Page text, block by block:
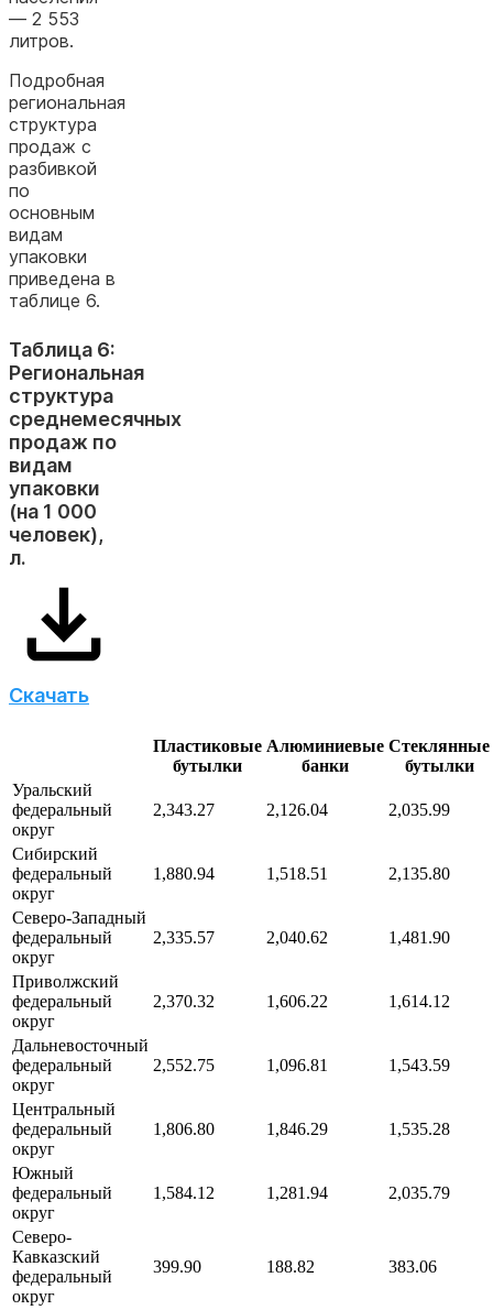
— 2 553
литров.
Подробная
региональная
структура
продаж с
разбивкой
по
основным
видам
упаковки
приведена в
таблице 6.
Таблица 6:
Региональная
структура
среднемесячных
продаж по
видам
упаковки
(на 1 000
человек),
л.
Скачать
Пластиковые
бутылки
Алюминиевые
банки
Стеклянные
бутылки
Уральский
федеральный
округ
2,343.27 2,126.04 2,035.99
Сибирский
федеральный
округ
1,880.94 1,518.51 2,135.80
Северо-Западный
федеральный
округ
2,335.57 2,040.62 1,481.90
Приволжский
федеральный
округ
2,370.32 1,606.22 1,614.12
Дальневосточный
федеральный
округ
2,552.75 1,096.81 1,543.59
Центральный
федеральный
округ
1,806.80 1,846.29 1,535.28
Южный
федеральный
округ
1,584.12 1,281.94 2,035.79
Северо-
Кавказский
федеральный
округ
399.90 188.82 383.06